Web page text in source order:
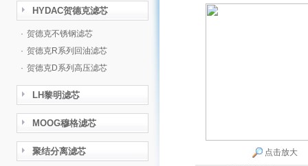
HYDAC贺德克滤芯
· 贺德克不锈钢滤芯
· 贺德克R系列回油滤芯
· 贺德克D系列高压滤芯
LH黎明滤芯
MOOG穆格滤芯
聚结分离滤芯
点击放大